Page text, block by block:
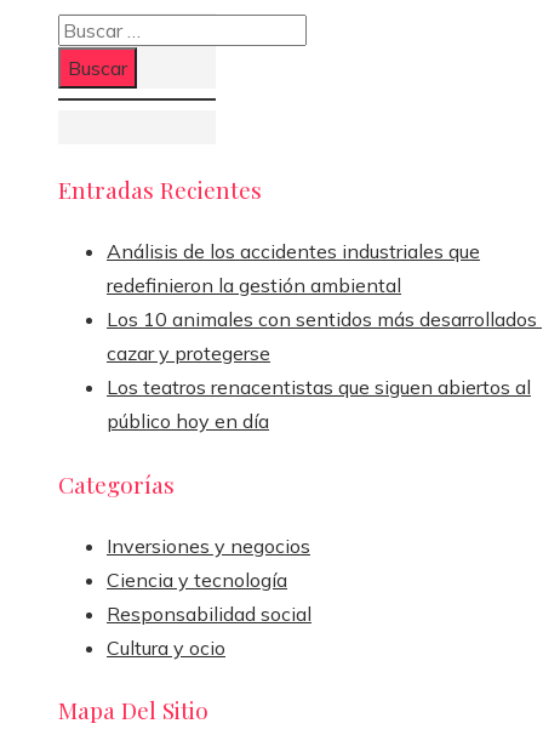
Buscar:
Entradas Recientes
Análisis de los accidentes industriales que
redefinieron la gestión ambiental
Los 10 animales con sentidos más desarrollados
cazar y protegerse
Los teatros renacentistas que siguen abiertos al
público hoy en día
Categorías
Inversiones y negocios
Ciencia y tecnología
Responsabilidad social
Cultura y ocio
Mapa Del Sitio